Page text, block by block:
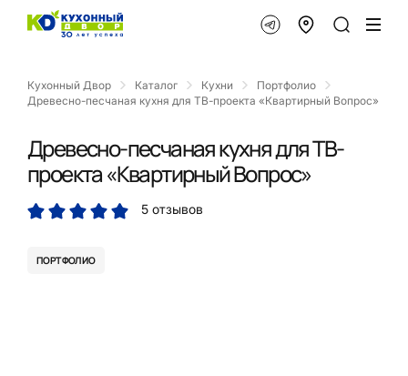
Кухонный Двор Каталог Кухни
Портфолио
Древесно-песчаная кухня для ТВ-проекта «Квартирный Вопрос»
Древесно-песчаная кухня для ТВ-
проекта «Квартирный Вопрос»
5 отзывов
ПОРТФОЛИО